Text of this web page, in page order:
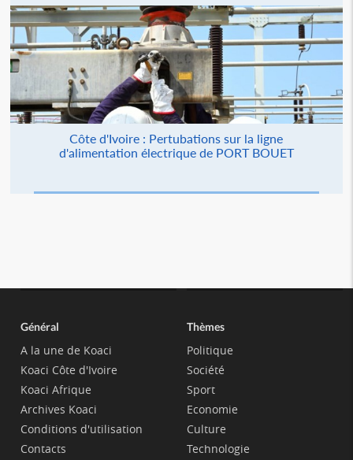
Côte d'Ivoire : Pertubations sur la ligne
d'alimentation électrique de PORT BOUET
Général
A la une de Koaci
Koaci Côte d'Ivoire
Koaci Afrique
Archives Koaci
Conditions d'utilisation
Contacts
Thèmes
Politique
Société
Sport
Economie
Culture
Technologie